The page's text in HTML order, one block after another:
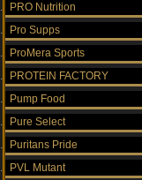
PRO Nutrition
Pro Supps
ProMera Sports
PROTEIN FACTORY
Pump Food
Pure Select
Puritans Pride
PVL Mutant